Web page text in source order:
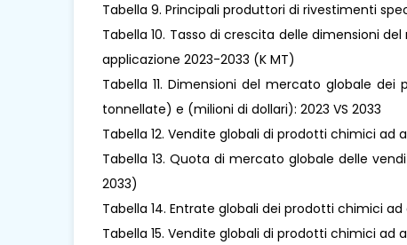
Tabella 9. Principali produttori di rivestimenti
Tabella 10. Tasso di crescita delle dimensioni
applicazione 2023-2033 (K MT)
Tabella 11. Dimensioni del mercato globale
tonnellate) e (milioni di dollari): 2023 VS 2033
Tabella 12. Vendite globali di prodotti chimici ad
Tabella 13. Quota di mercato globale delle
2033)
Tabella 14. Entrate globali dei prodotti chimici
Tabella 15. Vendite globali di prodotti chimici